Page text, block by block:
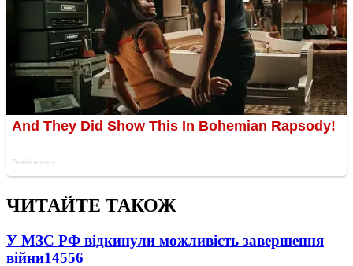
ЧИТАЙТЕ ТАКОЖ
У МЗС РФ відкинули можливість завершення
війни14556